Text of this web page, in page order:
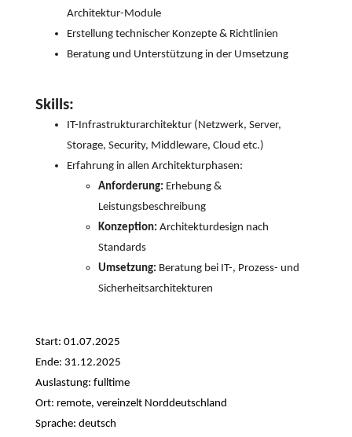
Ort
Architektur-Module
Erstellung technischer Konzepte & Richtlinien
Beratung und Unterstützung in der Umsetzung
Skills:
IT-Infrastrukturarchitektur (Netzwerk, Server,
Storage, Security, Middleware, Cloud etc.)
Erfahrung in allen Architekturphasen:
Anforderung: Erhebung &
Leistungsbeschreibung
Konzeption: Architekturdesign nach
Standards
Umsetzung: Beratung bei IT-, Prozess- und
Sicherheitsarchitekturen
Start: 01.07.2025
Ende: 31.12.2025
Auslastung: fulltime
Ort: remote, vereinzelt Norddeutschland
Sprache: deutsch